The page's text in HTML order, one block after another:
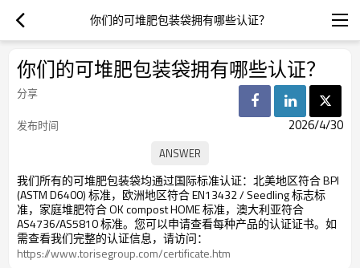
你们的可堆肥包装袋拥有哪些认证？
你们的可堆肥包装袋拥有哪些认证？
分享
发布时间
2026/4/30
我们所有的可堆肥包装袋均通过国际标准认证：北美地区符合 BPI
(ASTM D6400) 标准，欧洲地区符合 EN13432 / Seedling 标志标
准，家庭堆肥符合 OK compost HOME 标准，澳大利亚符合
AS4736/AS5810 标准。您可以申请查看每种产品的认证证书。如
需查看我们完整的认证信息，请访问：
https://www.torisegroup.com/certificate.htm